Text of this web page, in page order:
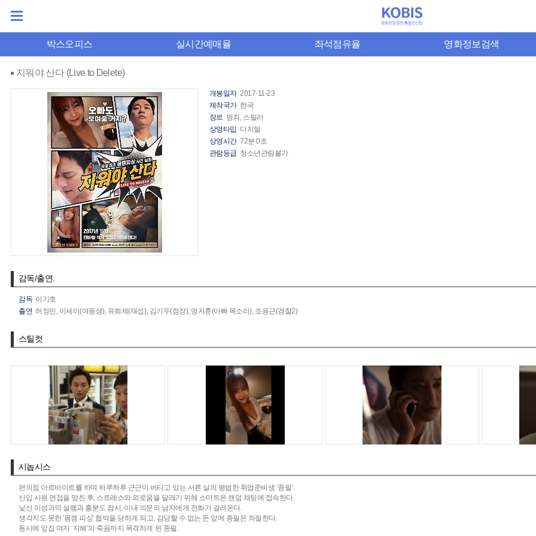
박스오피스 실시간예매율 좌석점유율 영화정보검색
지워야 산다 (Live to Delete)
개봉일자 2017-11-23
제작국가 한국
장르 범죄, 스릴러
상영타입 디지털
상영시간 72분 0초
관람등급 청소년관람불가
감독/출연.
감독 이기호
출연 허정민, 이세미(여동생), 유희제(재섭), 김기두(점장), 명지훈(아빠 목소리), 조용근(경찰2)
스틸컷
시놉시스
편의점 아르바이트를 하며 하루하루 근근이 버티고 있는 서른 살의 평범한 취업준비생 ‘종필’.
신입 사원 면접을 망친 후, 스트레스와 외로움을 달래기 위해 스마트폰 랜덤 채팅에 접속한다.
낯선 이성과의 설렘과 흥분도 잠시, 이내 의문의 남자에게 전화가 걸려온다.
생각지도 못한 '몸캠 피싱' 협박을 당하게 되고, 감당할 수 없는 돈 앞에 종필은 좌절한다.
동시에 앞집 여자 ‘지혜’의 죽음까지 목격하게 된 종필.